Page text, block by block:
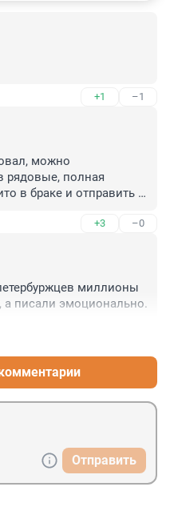
+1 –1
можно
рядовые, полная
в браке и отправить
+3 –0
миллионы
а писали эмоционально.
Отправить